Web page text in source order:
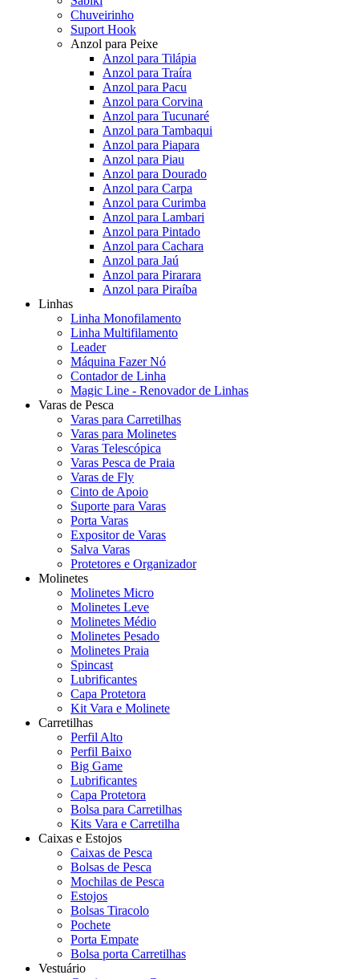
Chuveirinho
Suport Hook
Anzol para Peixe
Anzol para Tilápia
Anzol para Traíra
Anzol para Pacu
Anzol para Corvina
Anzol para Tucunaré
Anzol para Tambaqui
Anzol para Piapara
Anzol para Piau
Anzol para Dourado
Anzol para Carpa
Anzol para Curimba
Anzol para Lambari
Anzol para Pintado
Anzol para Cachara
Anzol para Jaú
Anzol para Pirarara
Anzol para Piraíba
Linhas
Linha Monofilamento
Linha Multifilamento
Leader
Máquina Fazer Nó
Contador de Linha
Magic Line - Renovador de Linhas
Varas de Pesca
Varas para Carretilhas
Varas para Molinetes
Varas Telescópica
Varas Pesca de Praia
Varas de Fly
Cinto de Apoio
Suporte para Varas
Porta Varas
Expositor de Varas
Salva Varas
Protetores e Organizador
Molinetes
Molinetes Micro
Molinetes Leve
Molinetes Médio
Molinetes Pesado
Molinetes Praia
Spincast
Lubrificantes
Capa Protetora
Kit Vara e Molinete
Carretilhas
Perfil Alto
Perfil Baixo
Big Game
Lubrificantes
Capa Protetora
Bolsa para Carretilhas
Kits Vara e Carretilha
Caixas e Estojos
Caixas de Pesca
Bolsas de Pesca
Mochilas de Pesca
Estojos
Bolsas Tiracolo
Pochete
Porta Empate
Bolsa porta Carretilhas
Vestuário